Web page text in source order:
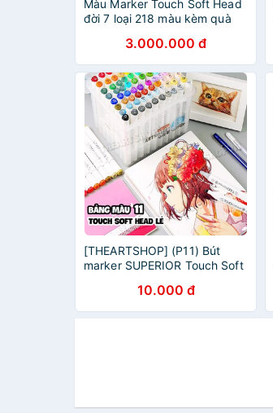
Màu Marker Touch Soft Head
đời 7 loại 218 màu kèm quà
3.000.000 đ
[THEARTSHOP] (P11) Bút
marker SUPERIOR Touch Soft
10.000 đ